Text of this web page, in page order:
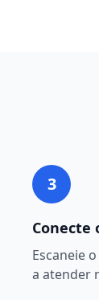
3
Conecte
Escaneie
a atender